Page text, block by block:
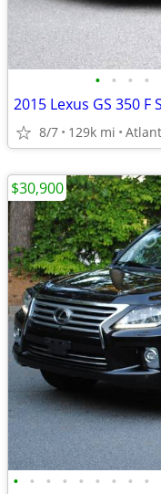
• • • •
8/7 129k mi
• • • • • • • • •
$30,900